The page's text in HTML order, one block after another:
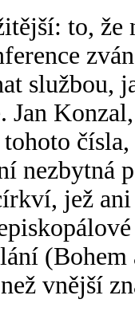
to,
službou,
Jan
nezbytná
jež
vnější